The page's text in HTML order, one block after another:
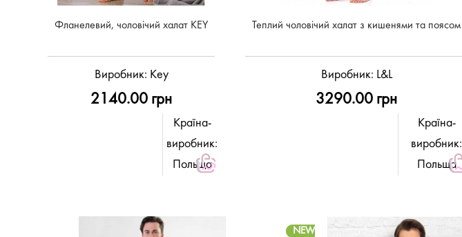
Фланелевий, чоловічий халат КEY
Виробник: Key
2140.00 грн
Країна-
виробник:
Польща
Теплий чоловічий халат з кишенями та поясом
Виробник: L&L
3290.00 грн
Країна-
виробник:
Польща
NEW